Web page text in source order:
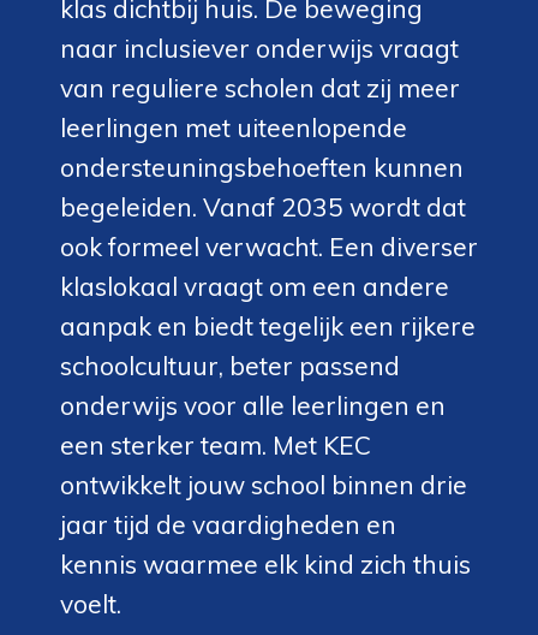
klas dichtbij huis. De beweging
naar inclusiever onderwijs vraagt
van reguliere scholen dat zij meer
leerlingen met uiteenlopende
ondersteuningsbehoeften kunnen
begeleiden. Vanaf 2035 wordt dat
ook formeel verwacht. Een diverser
klaslokaal vraagt om een andere
aanpak en biedt tegelijk een rijkere
schoolcultuur, beter passend
onderwijs voor alle leerlingen en
een sterker team. Met KEC
ontwikkelt jouw school binnen drie
jaar tijd de vaardigheden en
kennis waarmee elk kind zich thuis
voelt.